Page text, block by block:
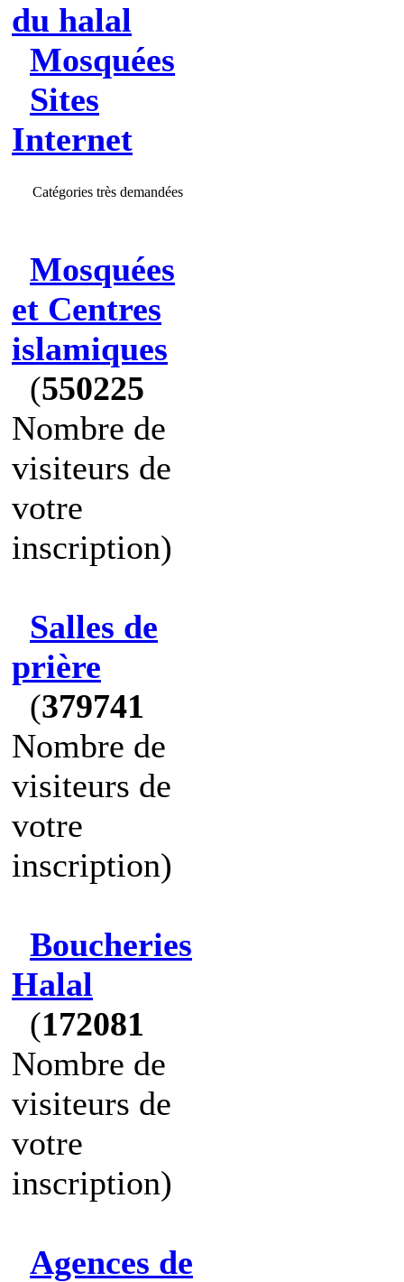
du halal
Mosquées
Sites
Internet
Catégories très demandées
Mosquées
et Centres
islamiques
(550225
Nombre de
visiteurs de
votre
inscription)
Salles de
prière
(379741
Nombre de
visiteurs de
votre
inscription)
Boucheries
Halal
(172081
Nombre de
visiteurs de
votre
inscription)
Agences de